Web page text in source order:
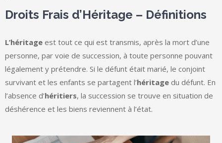
Droits Frais d’Héritage – Définitions
L’héritage est tout ce qui est transmis, après la mort d’une
personne, par voie de succession, à toute personne pouvant
légalement y prétendre. Si le défunt était marié, le conjoint
survivant et les enfants se partagent l’héritage du défunt. En
l’absence d’héritiers, la succession se trouve en situation de
déshérence et les biens reviennent à l’état.